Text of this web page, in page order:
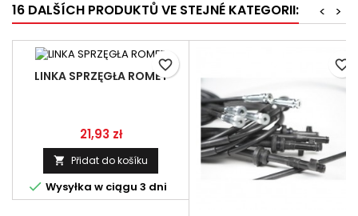
16 DALŠÍCH PRODUKTŮ VE STEJNÉ KATEGORII: >
<
LINKA SPRZĘGŁA ROMET
Cena
21,93 zł
 Přidat do košíku
 Wysyłka w ciągu 3 dni
favorite_border favorite_border